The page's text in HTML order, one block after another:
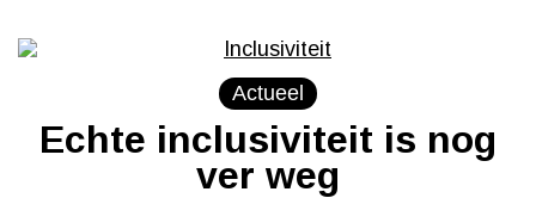
Actueel
Echte inclusiviteit is nog
ver weg